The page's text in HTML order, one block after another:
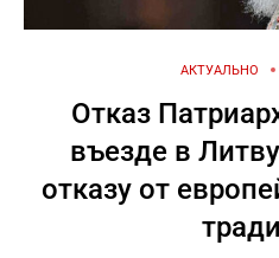
АКТУАЛЬНО
Отказ
въезде в
отказу от